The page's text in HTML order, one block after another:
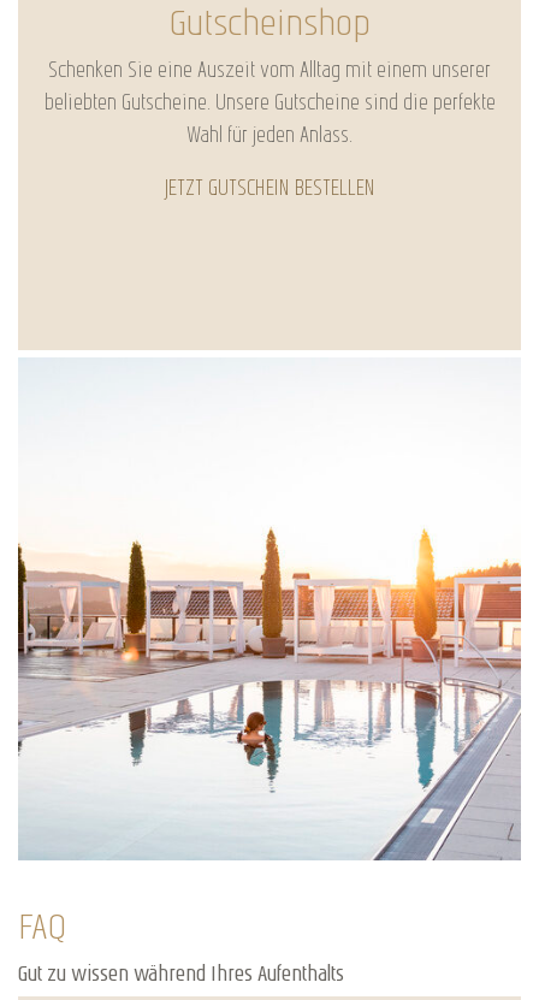
Gutscheinshop
Schenken Sie eine Auszeit vom Alltag mit einem unserer
beliebten Gutscheine. Unsere Gutscheine sind die perfekte
Wahl für jeden Anlass.
JETZT GUTSCHEIN BESTELLEN
FAQ
Gut zu wissen während Ihres Aufenthalts